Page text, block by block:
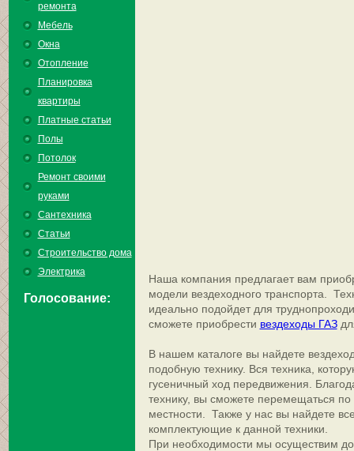
ремонта
Мебель
Окна
Отопление
Планировка
квартиры
Платные статьи
Полы
Потолок
Ремонт своими
руками
Сантехника
Статьи
Строительство дома
Электрика
Голосование:
Наша компания предлагает вам
модели вездеходного транспорта.
идеально подойдет для
сможете приобрести вездеходы ГАЗ
В нашем каталоге вы найдете
подобную технику. Вся техника,
гусеничный ход передвижения.
технику, вы сможете перемещаться
местности. Также у нас вы найдете
комплектующие к данной техники.
При необходимости мы осуществим